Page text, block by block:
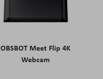
OBSBOT Meet Flip 4K
Webcam